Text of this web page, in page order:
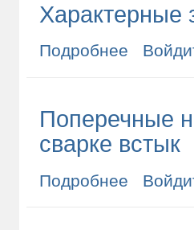
Характерные
Подробнее о
Поперечные
сварке встык
Подробнее о